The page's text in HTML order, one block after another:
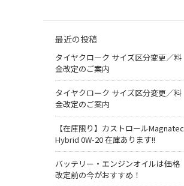
最近の投稿
タイヤクローク サイズ区分変更／料
金改定のご案内
タイヤクローク サイズ区分変更／料
金改定のご案内
【在庫限り】カストロールMagnatec
Hybrid 0W-20 在庫あります!!
バッテリー・エンジンオイルは価格
改定前の今がおすすめ！